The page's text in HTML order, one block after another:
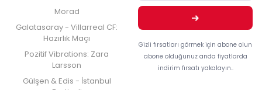
Morad
Galatasaray - Villarreal CF:
Hazırlık Maçı
Pozitif Vibrations: Zara
Larsson
Gülşen & Edis - İstanbul
Gizli fırsatları görmek için abone olun
abone olduğunuz anda fiyatlarda
indirim fırsatı yakalayın..